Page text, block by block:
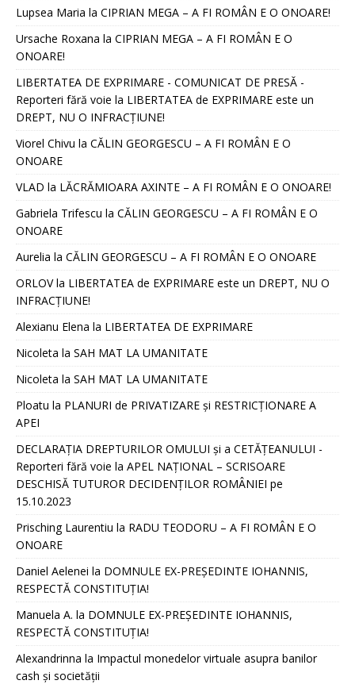
Lupsea Maria la CIPRIAN MEGA – A FI ROMÂN E O ONOARE!
Ursache Roxana la CIPRIAN MEGA – A FI ROMÂN E O
ONOARE!
LIBERTATEA DE EXPRIMARE - COMUNICAT DE PRESĂ -
Reporteri fără voie la LIBERTATEA de EXPRIMARE este un
DREPT, NU O INFRACȚIUNE!
Viorel Chivu la CĂLIN GEORGESCU – A FI ROMÂN E O
ONOARE
VLAD la LĂCRĂMIOARA AXINTE – A FI ROMÂN E O ONOARE!
Gabriela Trifescu la CĂLIN GEORGESCU – A FI ROMÂN E O
ONOARE
Aurelia la CĂLIN GEORGESCU – A FI ROMÂN E O ONOARE
ORLOVla LIBERTATEA de EXPRIMARE este un DREPT, NU O
INFRACȚIUNE!
Alexianu Elena la LIBERTATEA DE EXPRIMARE
Nicoleta la SAH MAT LA UMANITATE
Nicoleta la SAH MAT LA UMANITATE
Ploatu la PLANURI de PRIVATIZARE și RESTRICȚIONARE A
APEI
DECLARAȚIA DREPTURILOR OMULUI și a CETĂȚEANULUI -
Reporteri fără voie la APEL NAȚIONAL – SCRISOARE
DESCHISĂ TUTUROR DECIDENȚILOR ROMÂNIEI pe
15.10.2023
Prisching Laurentiu la RADU TEODORU – A FI ROMÂN E O
ONOARE
Daniel Aelenei la DOMNULE EX-PREȘEDINTE IOHANNIS,
RESPECTĂ CONSTITUȚIA!
Manuela A. la DOMNULE EX-PREȘEDINTE IOHANNIS,
RESPECTĂ CONSTITUȚIA!
Alexandrinna la Impactul monedelor virtuale asupra banilor
cash și societății